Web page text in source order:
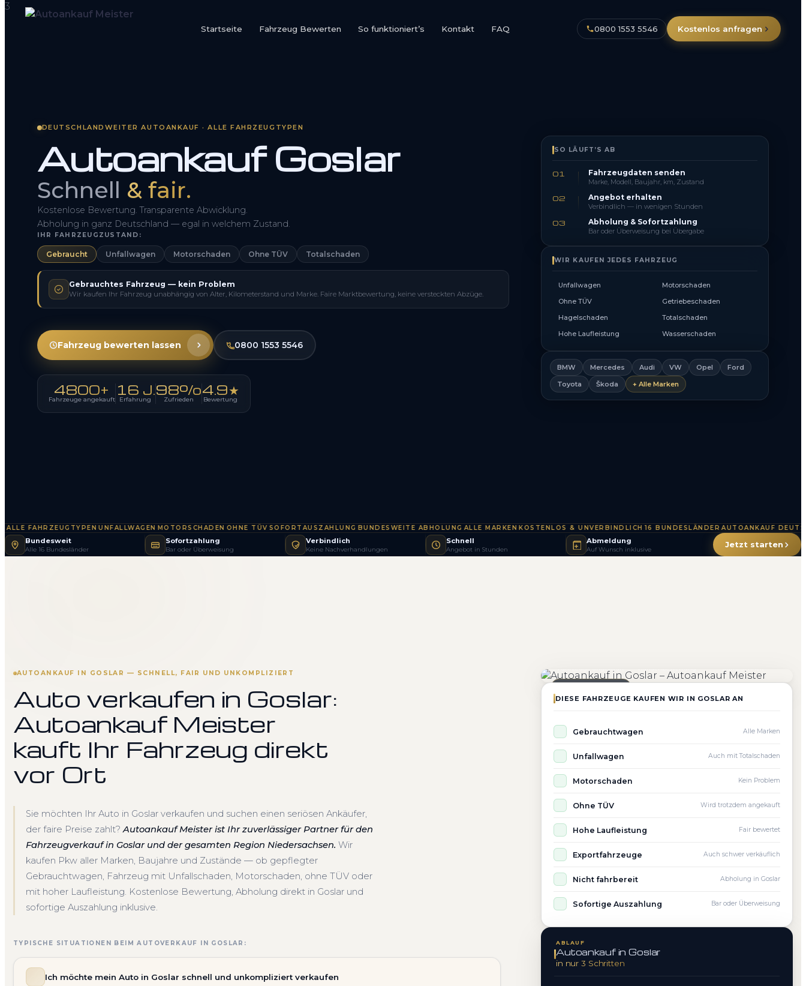
Startseite Fahrzeug Bewerten So funktioniert’s Kontakt FAQ 0800 1553 5546 Kostenlos anfragen
So funktioniert’s
Kostenlos anfragen
DEUTSCHLANDWEITER AUTOANKAUF · ALLE FAHRZEUGTYPEN
Autoankauf Goslar
Schnell & fair.
Kostenlose Bewertung. Transparente Abwicklung.
Abholung in ganz Deutschland — egal in welchem Zustand.
IHR FAHRZEUGZUSTAND:
Gebraucht Unfallwagen Motorschaden Ohne TÜV Totalschaden
Gebrauchtes Fahrzeug — kein Problem
Wir kaufen Ihr Fahrzeug unabhängig von Alter, Kilometerstand und Marke. Faire Marktbewertung, keine versteckten Abzüge.
Fahrzeug bewerten lassen 0800 1553 5546
4800+
Fahrzeuge angekauft
16 J.
Erfahrung
98%
Zufrieden
4.9★
Bewertung
SO LÄUFT’S AB
01 Fahrzeugdaten senden
Marke, Modell, Baujahr, km, Zustand
02 Angebot erhalten
Verbindlich — in wenigen Stunden
03 Abholung & Sofortzahlung
Bar oder Überweisung bei Übergabe
WIR KAUFEN JEDES FAHRZEUG
Unfallwagen
Motorschaden
Ohne TÜV
Getriebeschaden
Hagelschaden
Totalschaden
Hohe Laufleistung
Wasserschaden
BMW Mercedes Audi VW Opel
Ford
Toyota
Škoda + Alle Marken
FAHRZEUGTYPEN·UNFALLWAGEN ·MOTORSCHADEN·OHNE TÜV·SOFORTAUSZAHLUNG BUNDESWEITE ABHOLUNG ALLE MARKEN·KOSTENLOS & UNVERBINDLICH·16 BUNDESLÄNDER·AUTOANKAUF
Bundesweit
Alle 16 Bundesländer
Sofortzahlung
Bar oder Überweisung
Verbindlich
Keine Nachverhandlungen
Schnell
Angebot in Stunden
Abmeldung
Auf Wunsch inklusive Jetzt starten
AUTOANKAUF IN GOSLAR — SCHNELL, FAIR UND UNKOMPLIZIERT
Auto verkaufen in Goslar:
Autoankauf Meister
kauft Ihr Fahrzeug direkt
vor Ort
Sie möchten Ihr Auto in Goslar verkaufen und suchen einen seriösen Ankäufer,
der faire Preise zahlt?Autoankauf Meister ist Ihr zuverlässiger Partner für den
Fahrzeugverkauf in Goslar und der gesamten Region Niedersachsen. Wir
kaufen Pkw aller Marken, Baujahre und Zustände — ob gepflegter
Gebrauchtwagen, Fahrzeug mit Unfallschaden, Motorschaden, ohne TÜV oder
mit hoher Laufleistung. Kostenlose Bewertung, Abholung direkt in Goslar und
sofortige Auszahlung inklusive.
TYPISCHE SITUATIONEN BEIM AUTOVERKAUF IN GOSLAR:
Ich möchte mein Auto in Goslar schnell und unkompliziert verkaufen
DIESE FAHRZEUGE KAUFEN WIR IN GOSLAR AN
Gebrauchtwagen Alle Marken
Unfallwagen Auch mit Totalschaden
Motorschaden Kein Problem
Ohne TÜV Wird trotzdem angekauft
Hohe Laufleistung Fair bewertet
Exportfahrzeuge Auch schwer verkäuflich
Nicht fahrbereit Abholung in Goslar
Sofortige Auszahlung Bar oder Überweisung
ABLAUF
Autoankauf in Goslar
in nur 3 Schritten